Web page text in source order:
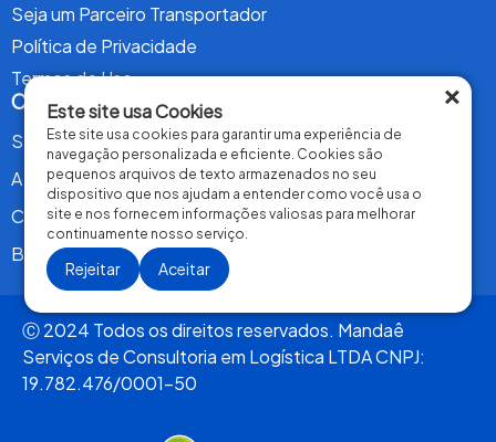
Seja um Parceiro Transportador
Política de Privacidade
Termos de Uso
Conteúdo
Serviços
A Mandaê
Contrate Agora
Blog
Ⓒ 2024 Todos os direitos reservados. Mandaê
Serviços de Consultoria em Logística LTDA CNPJ:
19.782.476/0001-50
×
Este site usa Cookies
Este site usa cookies para garantir uma experiência de
navegação personalizada e eficiente. Cookies são
pequenos arquivos de texto armazenados no seu
dispositivo que nos ajudam a entender como você usa o
site e nos fornecem informações valiosas para melhorar
continuamente nosso serviço.
Rejeitar Aceitar